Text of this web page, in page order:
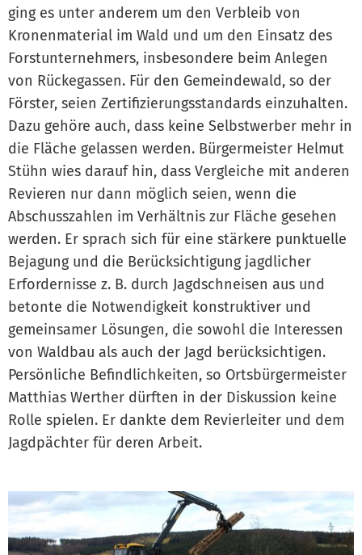
ging es unter anderem um den Verbleib von
Kronenmaterial im Wald und um den Einsatz des
Forstunternehmers, insbesondere beim Anlegen
von Rückegassen. Für den Gemeindewald, so der
Förster, seien Zertifizierungsstandards einzuhalten.
Dazu gehöre auch, dass keine Selbstwerber mehr in
die Fläche gelassen werden. Bürgermeister Helmut
Stühn wies darauf hin, dass Vergleiche mit anderen
Revieren nur dann möglich seien, wenn die
Abschusszahlen im Verhältnis zur Fläche gesehen
werden. Er sprach sich für eine stärkere punktuelle
Bejagung und die Berücksichtigung jagdlicher
Erfordernisse z. B. durch Jagdschneisen aus und
betonte die Notwendigkeit konstruktiver und
gemeinsamer Lösungen, die sowohl die Interessen
von Waldbau als auch der Jagd berücksichtigen.
Persönliche Befindlichkeiten, so Ortsbürgermeister
Matthias Werther dürften in der Diskussion keine
Rolle spielen. Er dankte dem Revierleiter und dem
Jagdpächter für deren Arbeit.